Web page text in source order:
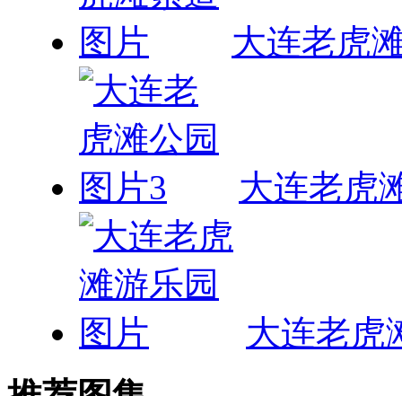
大连老虎
大连老虎
大连老虎